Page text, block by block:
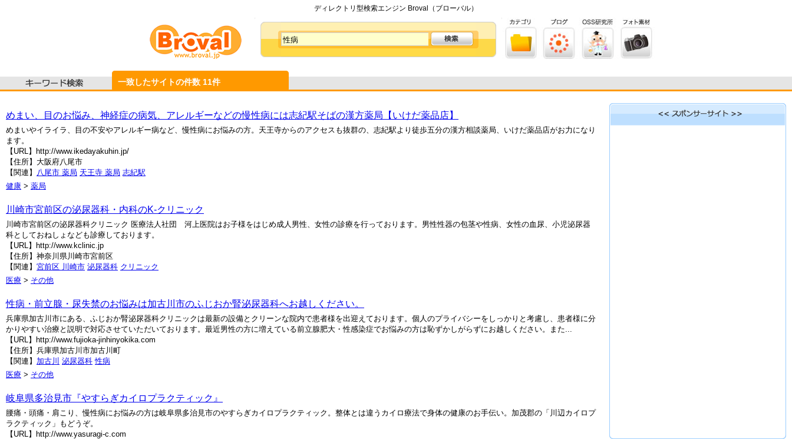
ディレクトリ型検索エンジン Broval（ブローバル）
一致したサイトの件数 11件
めまい、目のお悩み、神経症の病気、アレルギーなどの慢性病には志紀駅そばの漢方薬局【いけだ薬品店】
めまいやイライラ、目の不安やアレルギー病など、慢性病にお悩みの方。天王寺からのアクセスも抜群の、志紀駅より徒歩五分の漢方相談薬局、いけだ薬品店がお力になり
ます。
【URL】http://www.ikedayakuhin.jp/
【住所】大阪府八尾市
【関連】 八尾市 薬局 天王寺 薬局 志紀駅
健康 > 薬局
川崎市宮前区の泌尿器科・内科のK-クリニック
川崎市宮前区の泌尿器科クリニック 医療法人社団 河上医院はお子様をはじめ成人男性、女性の診療を行っております。男性性器の包茎や性病、女性の血尿、小児泌尿器
科としておねしょなども診療しております。
【URL】http://www.kclinic.jp
【住所】神奈川県川崎市宮前区
【関連】 宮前区 川崎市 泌尿器科 クリニック
医療 > その他
性病・前立腺・尿失禁のお悩みは加古川市のふじおか腎泌尿器科へお越しください。
兵庫県加古川市にある、ふじおか腎泌尿器科クリニックは最新の設備とクリーンな院内で患者様を出迎えております。個人のプライバシーをしっかりと考慮し、患者様に分
かりやすい治療と説明で対応させていただいております。最近男性の方に増えている前立腺肥大・性感染症でお悩みの方は恥ずかしがらずにお越しください。また...
【URL】http://www.fujioka-jinhinyokika.com
【住所】兵庫県加古川市加古川町
【関連】 加古川 泌尿器科 性病
医療 > その他
岐阜県多治見市『やすらぎカイロプラクティック』
腰痛・頭痛・肩こり、慢性病にお悩みの方は岐阜県多治見市のやすらぎカイロプラクティック。整体とは違うカイロ療法で身体の健康のお手伝い。加茂郡の「川辺カイロプ
ラクティック」もどうぞ。
【URL】http://www.yasuragi-c.com